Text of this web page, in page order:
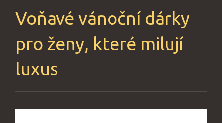
Voňavé vánoční dárky
pro ženy, které milují
luxus